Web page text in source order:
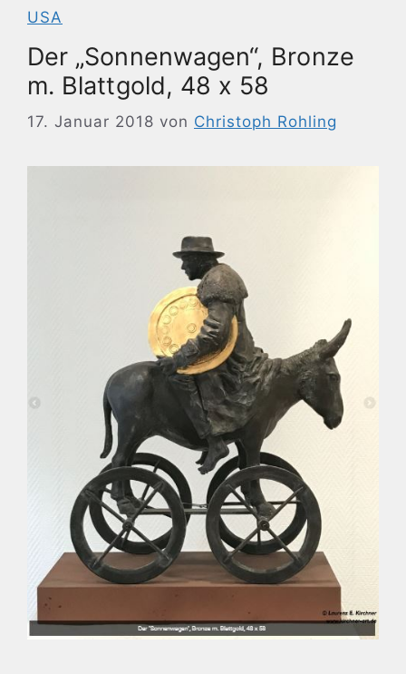
USA
Der „Sonnenwagen“, Bronze
m. Blattgold, 48 x 58
17. Januar 2018 von Christoph Rohling